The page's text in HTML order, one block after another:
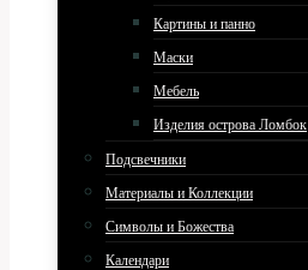
Картины и панно
Маски
Мебель
Изделия острова Ломбок
Подсвечники
Материалы и Коллекции
Символы и Божества
Календари